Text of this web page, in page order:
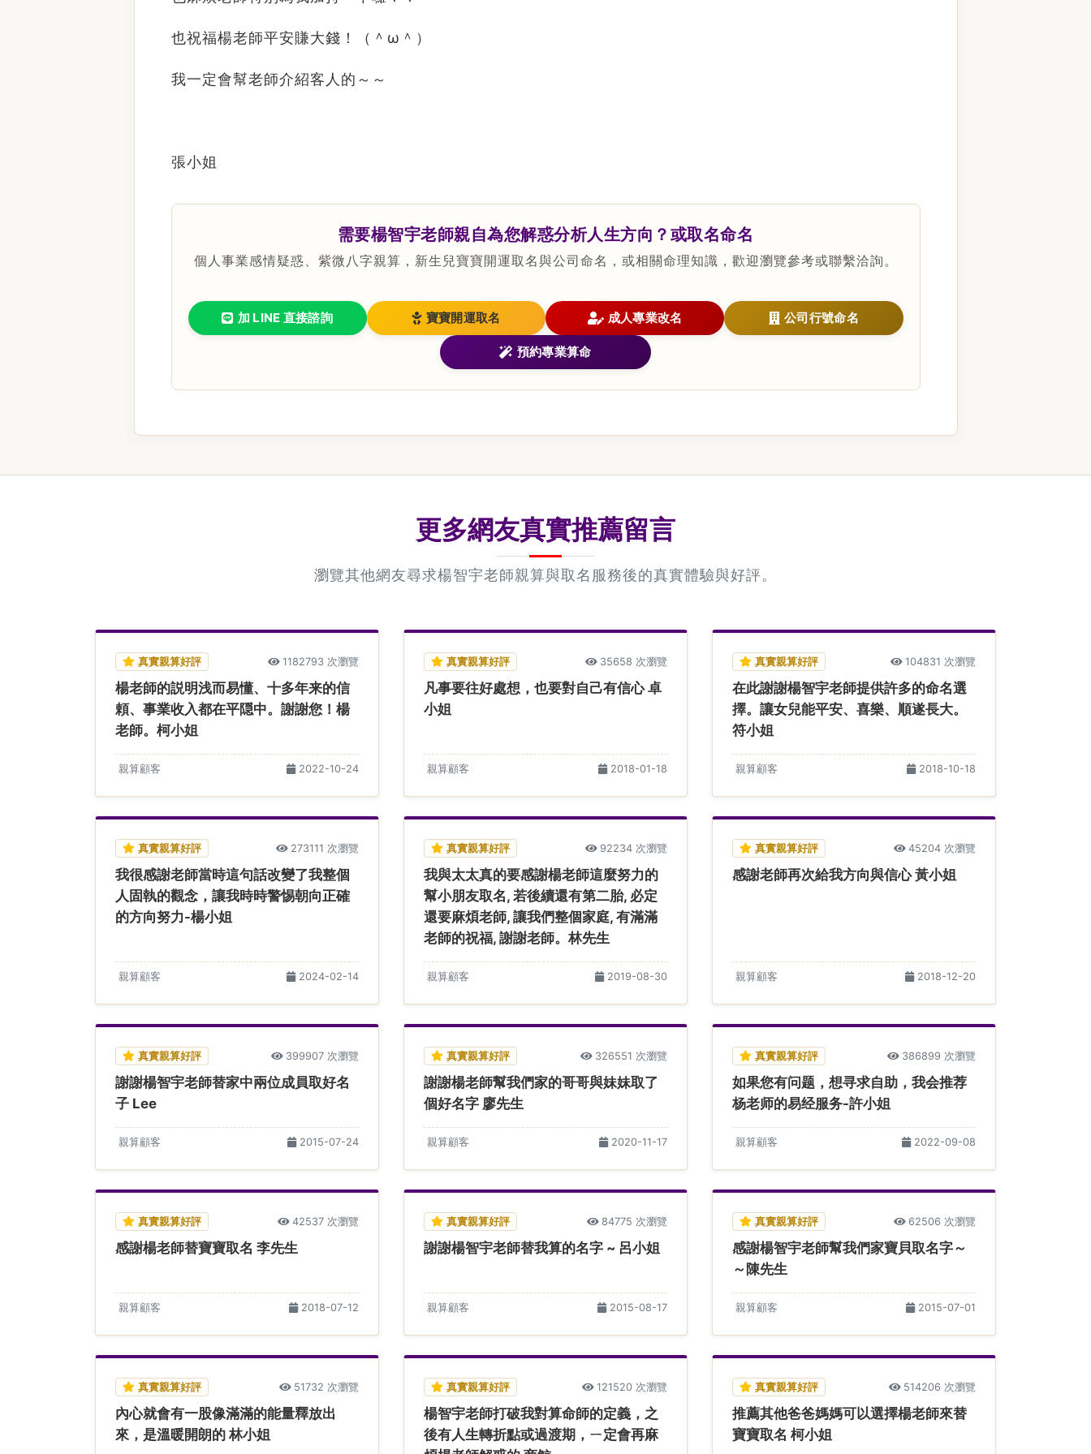
也祝福楊老師平安賺大錢！（＾ω＾）
我一定會幫老師介紹客人的～～
張小姐
需要楊智宇老師親自為您解惑分析人生方向？或取名命名
個人事業感情疑惑、紫微八字親算，新生兒寶寶開運取名與公司命名，或相關命理知識，歡迎瀏覽參考或聯繫洽詢。
加 LINE 直接諮詢 寶寶開運取名 成人專業改名 公司行號命名
預約專業算命
更多網友真實推薦留言
瀏覽其他網友尋求楊智宇老師親算與取名服務後的真實體驗與好評。
真實親算好評 1182793 次瀏覽
楊老師的説明浅而易懂、十多年来的信
頼、事業收入都在平隠中。謝謝您！楊
老師。柯小姐
親算顧客 2022-10-24
真實親算好評 35658 次瀏覽
凡事要往好處想，也要對自己有信心 卓
小姐
親算顧客 2018-01-18
真實親算好評 104831 次瀏覽
在此謝謝楊智宇老師提供許多的命名選
擇。讓女兒能平安、喜樂、順遂長大。
符小姐
親算顧客 2018-10-18
真實親算好評 273111 次瀏覽
我很感謝老師當時這句話改變了我整個
人固執的觀念，讓我時時警惕朝向正確
的方向努力-楊小姐
親算顧客 2024-02-14
真實親算好評 92234 次瀏覽
我與太太真的要感謝楊老師這麼努力的
幫小朋友取名, 若後續還有第二胎, 必定
還要麻煩老師, 讓我們整個家庭, 有滿滿
老師的祝福, 謝謝老師。林先生
親算顧客 2019-08-30
真實親算好評 45204 次瀏覽
感謝老師再次給我方向與信心 黃小姐
親算顧客 2018-12-20
真實親算好評 399907 次瀏覽
謝謝楊智宇老師替家中兩位成員取好名
子 Lee
親算顧客 2015-07-24
真實親算好評 326551 次瀏覽
謝謝楊老師幫我們家的哥哥與妹妹取了
個好名字 廖先生
親算顧客 2020-11-17
真實親算好評 386899 次瀏覽
如果您有问题，想寻求自助，我会推荐
杨老师的易经服务-許小姐
親算顧客 2022-09-08
真實親算好評 42537 次瀏覽
感謝楊老師替寶寶取名 李先生
親算顧客 2018-07-12
真實親算好評 84775 次瀏覽
謝謝楊智宇老師替我算的名字 ~ 呂小姐
親算顧客 2015-08-17
真實親算好評 62506 次瀏覽
感謝楊智宇老師幫我們家寶貝取名字～
～陳先生
親算顧客 2015-07-01
真實親算好評 51732 次瀏覽
內心就會有一股像滿滿的能量釋放出
來，是溫暖開朗的 林小姐
真實親算好評 121520 次瀏覽
楊智宇老師打破我對算命師的定義，之
後有人生轉折點或過渡期，ㄧ定會再麻
真實親算好評 514206 次瀏覽
推薦其他爸爸媽媽可以選擇楊老師來替
寶寶取名 柯小姐